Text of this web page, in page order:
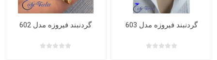
گردنبند فیروزه مدل 602 گردنبند فیروزه مدل 603